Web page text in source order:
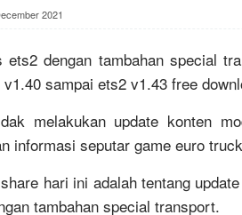
2021
ets2 dengan tambahan special
sampai ets2 v1.43 free
melakukan update konten
informasi seputar game euro
hari ini adalah tentang
tambahan special transport.